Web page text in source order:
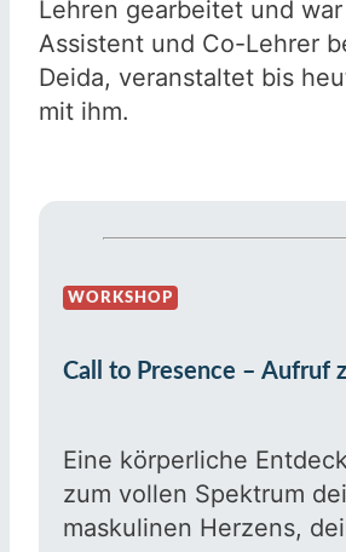
Lehren gearbeitet und
Assistent und Co-Lehrer
Deida, veranstaltet bis
mit ihm.
WORKSHOP
Call to Presence – Aufruf
Eine körperliche
zum vollen Spektrum
maskulinen Herzens,